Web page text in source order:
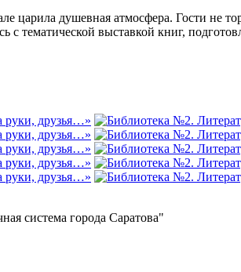
царила душевная атмосфера. Гости не
с тематической выставкой книг,
система города Саратова"